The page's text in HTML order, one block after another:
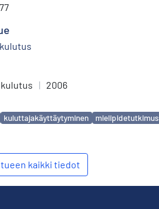
| 2006
kuluttajakäyttäytyminen mielipidetutkimus
kaikki tiedot